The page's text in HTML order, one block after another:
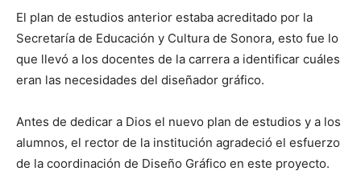
El plan de estudios anterior estaba acreditado por la
Secretaría de Educación y Cultura de Sonora, esto fue lo
que llevó a los docentes de la carrera a identificar cuáles
eran las necesidades del diseñador gráfico.
Antes de dedicar a Dios el nuevo plan de estudios y a los
alumnos, el rector de la institución agradeció el esfuerzo
de la coordinación de Diseño Gráfico en este proyecto.